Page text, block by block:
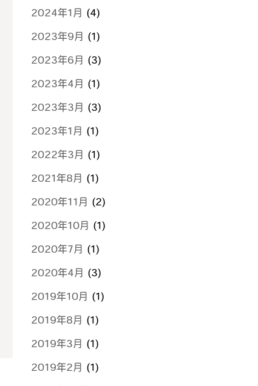
2024年1月 (4)
2023年9月 (1)
2023年6月 (3)
2023年4月 (1)
2023年3月 (3)
2023年1月 (1)
2022年3月 (1)
2021年8月 (1)
2020年11月 (2)
2020年10月 (1)
2020年7月 (1)
2020年4月 (3)
2019年10月 (1)
2019年8月 (1)
2019年3月 (1)
2019年2月 (1)